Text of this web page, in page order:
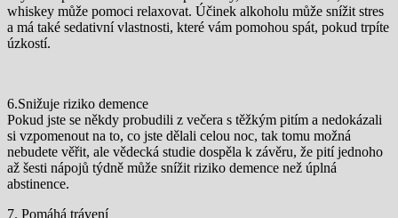
whiskey může pomoci relaxovat. Účinek alkoholu může snížit stres
a má také sedativní vlastnosti, které vám pomohou spát, pokud trpíte
úzkostí.
6.Snižuje riziko demence
Pokud jste se někdy probudili z večera s těžkým pitím a nedokázali
si vzpomenout na to, co jste dělali celou noc, tak tomu možná
nebudete věřit, ale vědecká studie dospěla k závěru, že pití jednoho
až šesti nápojů týdně může snížit riziko demence než úplná
abstinence.
7. Pomáhá trávení